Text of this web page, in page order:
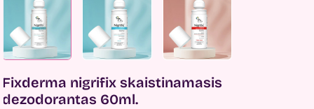
Fixderma nigrifix skaistinamasis
dezodorantas 60ml.